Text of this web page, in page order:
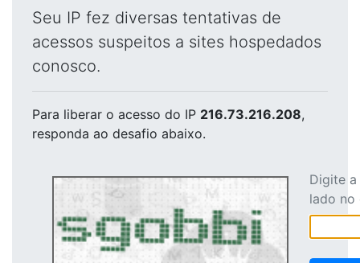
Seu IP fez diversas tentativas de
acessos suspeitos a sites hospedados
conosco.
Para liberar o acesso do IP 216.73.216.208,
responda ao desafio abaixo.
Digite
lado no